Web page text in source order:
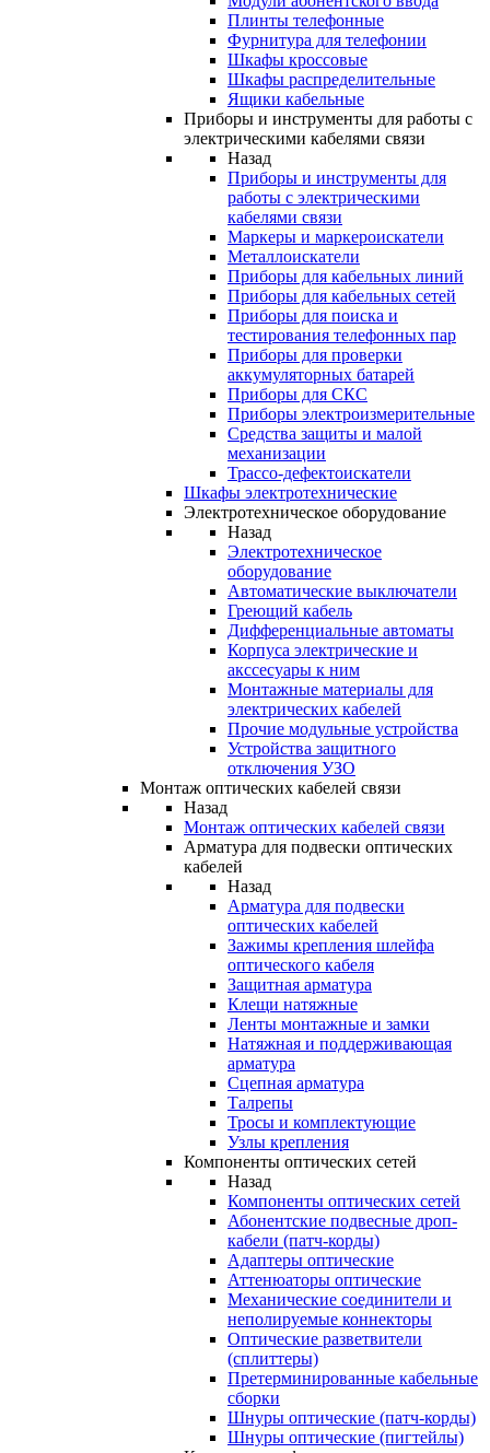
Плинты телефонные
Фурнитура для телефонии
Шкафы кроссовые
Шкафы распределительные
Ящики кабельные
Приборы и инструменты для работы с
электрическими кабелями связи
Назад
Приборы и инструменты для
работы с электрическими
кабелями связи
Маркеры и маркероискатели
Металлоискатели
Приборы для кабельных линий
Приборы для кабельных сетей
Приборы для поиска и
тестирования телефонных пар
Приборы для проверки
аккумуляторных батарей
Приборы для СКС
Приборы электроизмерительные
Средства защиты и малой
механизации
Трассо-дефектоискатели
Шкафы электротехнические
Электротехническое оборудование
Назад
Электротехническое
оборудование
Автоматические выключатели
Греющий кабель
Дифференциальные автоматы
Корпуса электрические и
акссесуары к ним
Монтажные материалы для
электрических кабелей
Прочие модульные устройства
Устройства защитного
отключения УЗО
Монтаж оптических кабелей связи
Назад
Монтаж оптических кабелей связи
Арматура для подвески оптических
кабелей
Назад
Арматура для подвески
оптических кабелей
Зажимы крепления шлейфа
оптического кабеля
Защитная арматура
Клещи натяжные
Ленты монтажные и замки
Натяжная и поддерживающая
арматура
Сцепная арматура
Талрепы
Тросы и комплектующие
Узлы крепления
Компоненты оптических сетей
Назад
Компоненты оптических сетей
Абонентские подвесные дроп-
кабели (патч-корды)
Адаптеры оптические
Аттенюаторы оптические
Механические соединители и
неполируемые коннекторы
Оптические разветвители
(сплиттеры)
Претерминированные кабельные
сборки
Шнуры оптические (патч-корды)
Шнуры оптические (пигтейлы)